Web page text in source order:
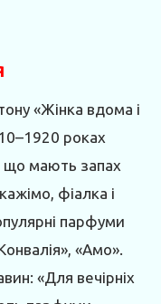
«Жінка вдома і
роках
що мають запах
фіалка і
парфуми
«Амо».
«Для вечірніх